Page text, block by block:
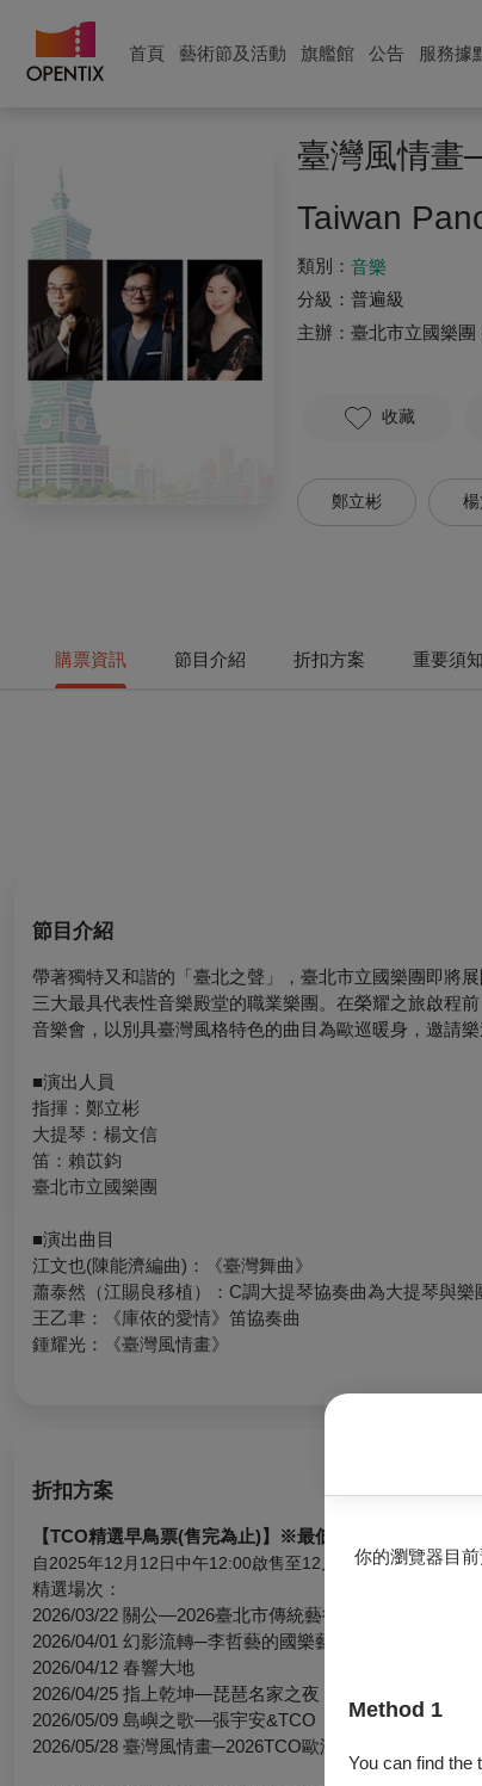
首頁 藝術節及活動 旗艦館 公告 服務據
你的瀏覽器目
Method 1
You can find the
臺灣風情畫
Taiwan
類別： 音樂
分級： 普遍級
主辦： 臺北市立國樂團
收藏
鄭立彬
購票資訊 節目介紹 折扣方案 重要須知
節目介紹
帶著獨特又和諧的「臺北之聲」，臺北市立國樂團即將
三大最具代表性音樂殿堂的職業樂團。在榮耀之旅啟程
音樂會，以別具臺灣風格特色的曲目為歐巡暖身，邀請
■演出人員
指揮：鄭立彬
大提琴：楊文信
笛：賴苡鈞
臺北市立國樂團
■演出曲目
江文也(陳能濟編曲)：《臺灣舞曲》
蕭泰然（江賜良移植）： C調大提琴協奏曲為大提琴與樂
王乙聿：《庫依的愛情》笛協奏曲
鍾耀光：《臺灣風情畫》
折扣方案
【TCO精選早鳥票(售完為止)】 ※最低票價恕無折扣
自2025年12月12日中午12:00啟售至12月31日23:59止，由
精選場次：
2026/03/22 關公—2026臺北市傳統藝術季開幕音樂會
2026/04/01 幻影流轉─李哲藝的國樂藝想世界
2026/04/12 春響大地
2026/04/25 指上乾坤—琵琶名家之夜
2026/05/09 島嶼之歌—張宇安&TCO
2026/05/28 臺灣風情畫─2026TCO歐洲巡演行前音樂會